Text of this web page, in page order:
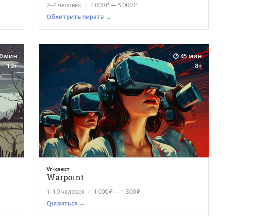
2–7 человек
4 000 ₽ — 5 000 ₽
Обхитрить пирата →
мин
12+
45 мин
8+
Vr-квест
Warpoint
1–10 человек
1 000 ₽ — 1 300 ₽
Сразиться →